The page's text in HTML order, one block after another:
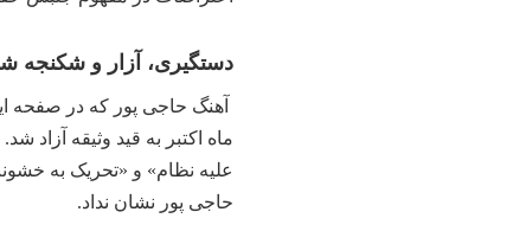
دستگیری، آزار و شکنجه
آهنگ حاجی پور که در صفحه
علیه نظام» و «تحریک به
حاجی پور نشان نداد.